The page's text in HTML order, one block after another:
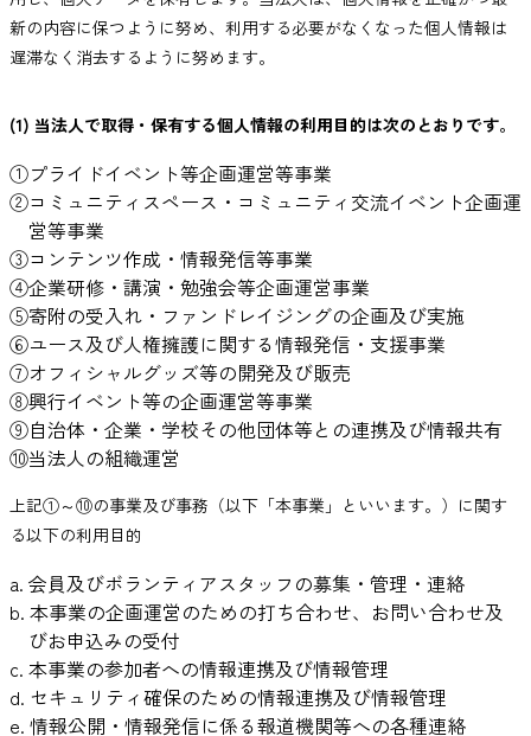
新の内容に保つように努め、利用する必要がなくなった個人情報は
遅滞なく消去するように努めます。
(1) 当法人で取得・保有する個人情報の利用目的は次のとおりです。
①プライドイベント等企画運営等事業
②コミュニティスペース・コミュニティ交流イベント企画運
営等事業
③コンテンツ作成・情報発信等事業
④企業研修・講演・勉強会等企画運営事業
⑤寄附の受入れ・ファンドレイジングの企画及び実施
⑥ユース及び人権擁護に関する情報発信・支援事業
⑦オフィシャルグッズ等の開発及び販売
⑧興行イベント等の企画運営等事業
⑨自治体・企業・学校その他団体等との連携及び情報共有
⑩当法人の組織運営
上記①～⑩の事業及び事務（以下「本事業」といいます。）に関す
る以下の利用目的
a. 会員及びボランティアスタッフの募集・管理・連絡
b. 本事業の企画運営のための打ち合わせ、お問い合わせ及
びお申込みの受付
c. 本事業の参加者への情報連携及び情報管理
d. セキュリティ確保のための情報連携及び情報管理
e. 情報公開・情報発信に係る報道機関等への各種連絡